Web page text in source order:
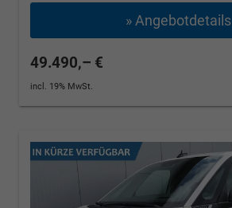
» Angebotdetails
49.490,– €
incl. 19% MwSt.